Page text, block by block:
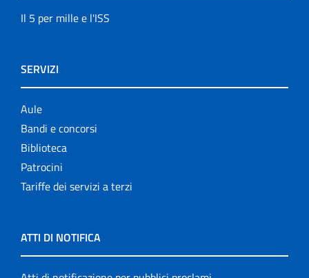
Il 5 per mille e l'ISS
SERVIZI
Aule
Bandi e concorsi
Biblioteca
Patrocini
Tariffe dei servizi a terzi
ATTI DI NOTIFICA